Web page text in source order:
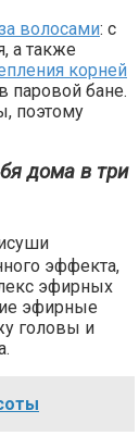
волосами: с
а также
корней
паровой бане.
поэтому
дома в три
эффекта,
эфирных
эфирные
головы и